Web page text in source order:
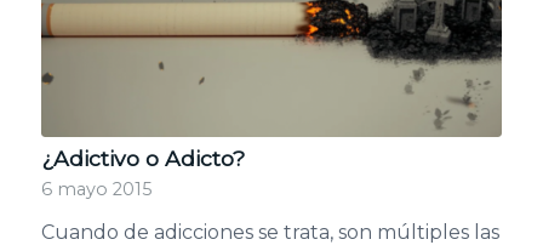
¿Adictivo o Adicto?
6 mayo 2015
Cuando de adicciones se trata, son múltiples las